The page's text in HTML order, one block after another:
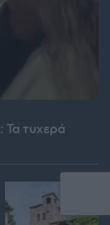
τυχερά